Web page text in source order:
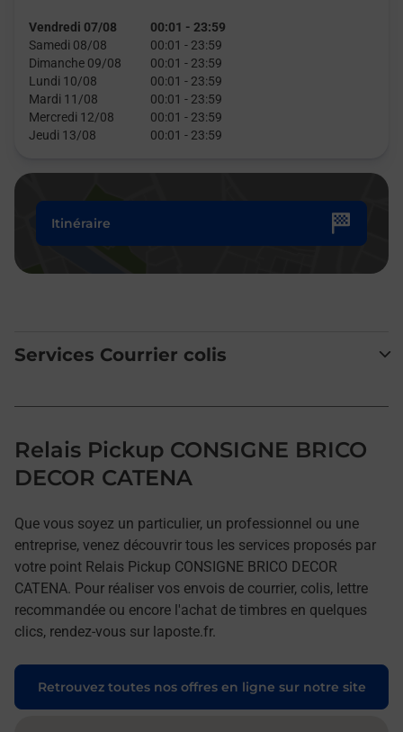
Vendredi 07/08 00:01 - 23:59
Samedi 08/08
00:01 - 23:59
Dimanche 09/08
00:01 - 23:59
Lundi 10/08
00:01 - 23:59
Mardi 11/08
00:01 - 23:59
Mercredi 12/08
00:01 - 23:59
Jeudi 13/08
00:01 - 23:59
Itinéraire
Services Courrier colis
Relais Pickup CONSIGNE BRICO
DECOR CATENA
Que vous soyez un particulier, un professionnel ou une
entreprise, venez découvrir tous les services proposés par
votre point Relais Pickup CONSIGNE BRICO DECOR
CATENA. Pour réaliser vos envois de courrier, colis, lettre
recommandée ou encore l'achat de timbres en quelques
clics, rendez-vous sur laposte.fr.
Retrouvez toutes nos offres en ligne sur notre site